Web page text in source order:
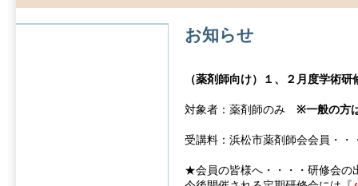
お知らせ
（薬剤師向け）１、２月度学術
対象者：薬剤師のみ ※一般の方
受講料：浜松市薬剤師会会員
★会員の皆様へ・・・・研修会の